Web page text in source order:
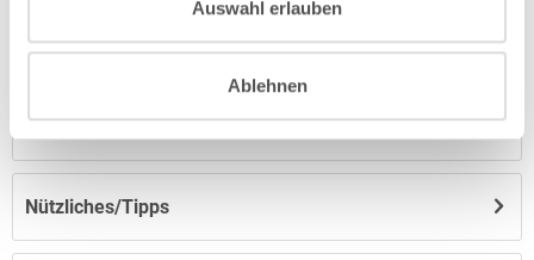
Auswahl erlauben
Ablehnen
Anleitungen/Datenblätter
Hinweise zum Versand / zur Lagerung
Nützliches/Tipps